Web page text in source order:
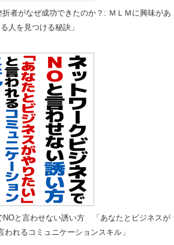
折者がなぜ成功できたのか？: ＭＬＭに興味があ
る人を見つける秘訣」
NOと言わせない誘い方 「あなたとビジネスが
われるコミュニケーションスキル」